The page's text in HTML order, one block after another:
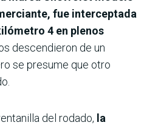
fue interceptada
4 en plenos
descendieron de un
se presume que otro
del rodado, la